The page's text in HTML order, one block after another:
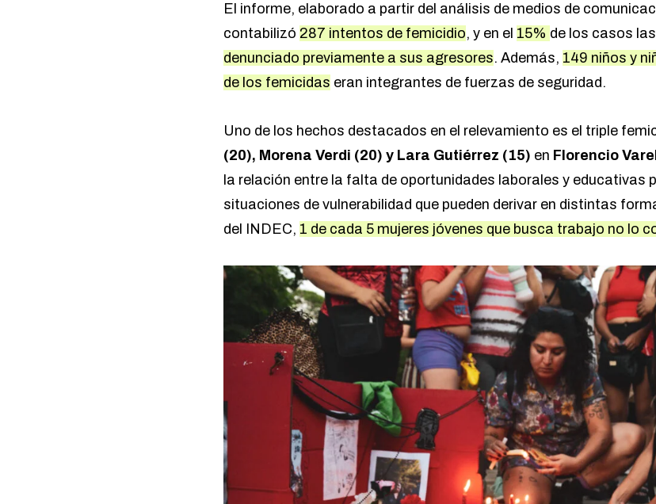
El informe, elaborado a partir del análisis de medios de
contabilizó 287 intentos de femicidio, y en el 15% de los casos las
denunciado previamente a sus agresores. Además, 149 niños y
de los femicidas eran integrantes de fuerzas de seguridad.
Uno de los hechos destacados en el relevamiento es el triple
(20), Morena Verdi (20) y Lara Gutiérrez (15) en Florencio
la relación entre la falta de oportunidades laborales y educativas
situaciones de vulnerabilidad que pueden derivar en distintas
del INDEC, 1 de cada 5 mujeres jóvenes que busca trabajo no lo